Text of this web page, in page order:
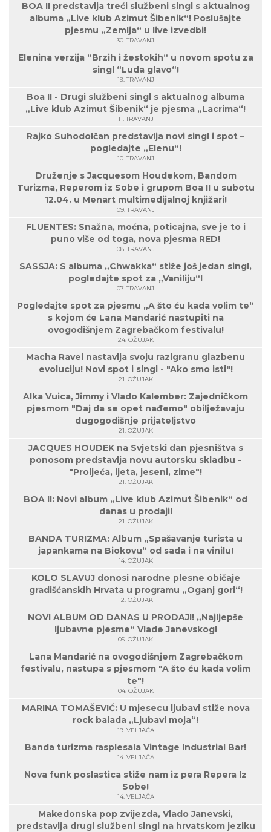
BOA II predstavlja treći službeni singl s aktualnog
albuma „Live klub Azimut Šibenik“! Poslušajte
pjesmu „Zemlja“ u live izvedbi!
30. TRAVANJ
Elenina verzija “Brzih i žestokih“ u novom spotu za
singl “Luda glavo“!
19. TRAVANJ
Boa II - Drugi službeni singl s aktualnog albuma
„Live klub Azimut Šibenik“ je pjesma „Lacrima“!
11. TRAVANJ
Rajko Suhodolčan predstavlja novi singl i spot –
pogledajte „Elenu“!
10. TRAVANJ
Druženje s Jacquesom Houdekom, Bandom
Turizma, Reperom iz Sobe i grupom Boa II u subotu
12.04. u Menart multimedijalnoj knjižari!
09. TRAVANJ
FLUENTES: Snažna, moćna, poticajna, sve je to i
puno više od toga, nova pjesma RED!
08. TRAVANJ
SASSJA: S albuma „Chwakka“ stiže još jedan singl,
pogledajte spot za „Vaniliju“!
07. TRAVANJ
Pogledajte spot za pjesmu „A što ću kada volim te“
s kojom će Lana Mandarić nastupiti na
ovogodišnjem Zagrebačkom festivalu!
24. OŽUJAK
Macha Ravel nastavlja svoju razigranu glazbenu
evoluciju! Novi spot i singl - "Ako smo isti"!
21. OŽUJAK
Alka Vuica, Jimmy i Vlado Kalember: Zajedničkom
pjesmom "Daj da se opet nađemo" obilježavaju
dugogodišnje prijateljstvo
21. OŽUJAK
JACQUES HOUDEK na Svjetski dan pjesništva s
ponosom predstavlja novu autorsku skladbu -
"Proljeća, ljeta, jeseni, zime"!
21. OŽUJAK
BOA II: Novi album „Live klub Azimut Šibenik“ od
danas u prodaji!
21. OŽUJAK
BANDA TURIZMA: Album „Spašavanje turista u
japankama na Biokovu“ od sada i na vinilu!
14. OŽUJAK
KOLO SLAVUJ donosi narodne plesne običaje
gradišćanskih Hrvata u programu „Oganj gori“!
12. OŽUJAK
NOVI ALBUM OD DANAS U PRODAJI! „Najljepše
ljubavne pjesme“ Vlade Janevskog!
05. OŽUJAK
Lana Mandarić na ovogodišnjem Zagrebačkom
festivalu, nastupa s pjesmom "A što ću kada volim
te"!
04. OŽUJAK
MARINA TOMAŠEVIĆ: U mjesecu ljubavi stiže nova
rock balada „Ljubavi moja“!
19. VELJAČA
Banda turizma rasplesala Vintage Industrial Bar!
14. VELJAČA
Nova funk poslastica stiže nam iz pera Repera Iz
Sobe!
14. VELJAČA
Makedonska pop zvijezda, Vlado Janevski,
predstavlja drugi službeni singl na hrvatskom jeziku